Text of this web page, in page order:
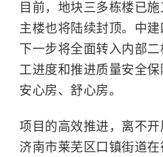
目前，地块三多栋楼已
主楼也将陆续封顶。中建
下一步将全面转入内部
工进度和推进质量安全
安心房、舒心房。
项目的高效推进，离不开
济南市莱芜区口镇街道在